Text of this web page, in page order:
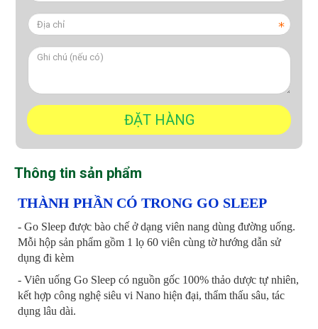
Thông tin sản phẩm
THÀNH PHẦN CÓ TRONG GO SLEEP
- Go Sleep được bào chế ở dạng viên nang dùng đường uống.
Mỗi hộp sản phẩm gồm 1 lọ 60 viên cùng tờ hướng dẫn sử
dụng đi kèm
- Viên uống Go Sleep có nguồn gốc 100% thảo dược tự nhiên,
kết hợp công nghệ siêu vi Nano hiện đại, thẩm thấu sâu, tác
dụng lâu dài.